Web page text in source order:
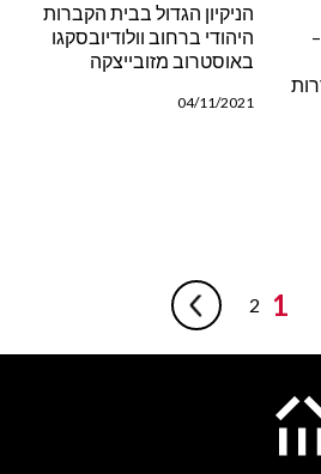
הניקיון הגדול בבית הקברות
היהודי ברחוב וולודיובסקגו
באוסטרוב מזובייצקה
04/11/2021
1
2